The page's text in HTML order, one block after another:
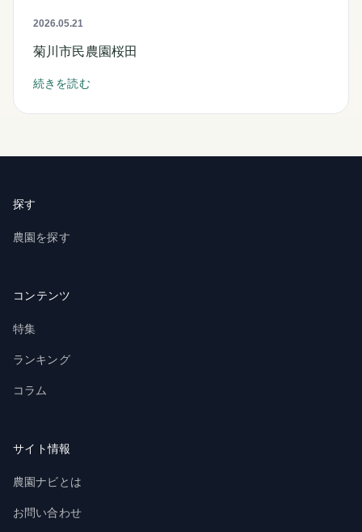
2026.05.21
菊川市民農園桜田
続きを読む
探す
農園を探す
コンテンツ
特集
ランキング
コラム
サイト情報
農園ナビとは
お問い合わせ